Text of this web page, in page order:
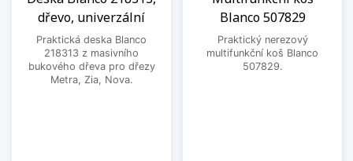
dřevo, univerzální
Praktická deska Blanco
218313 z masivního
bukového dřeva pro dřezy
Metra, Zia, Nova.
Blanco 507829
Praktický nerezový
multifunkční koš Blanco
507829.